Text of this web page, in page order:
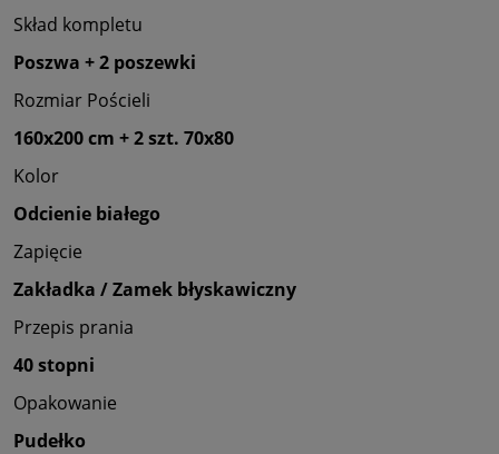
Skład kompletu
Poszwa + 2 poszewki
Rozmiar Pościeli
160x200 cm + 2 szt. 70x80
Kolor
Odcienie białego
Zapięcie
Zakładka / Zamek błyskawiczny
Przepis prania
40 stopni
Opakowanie
Pudełko